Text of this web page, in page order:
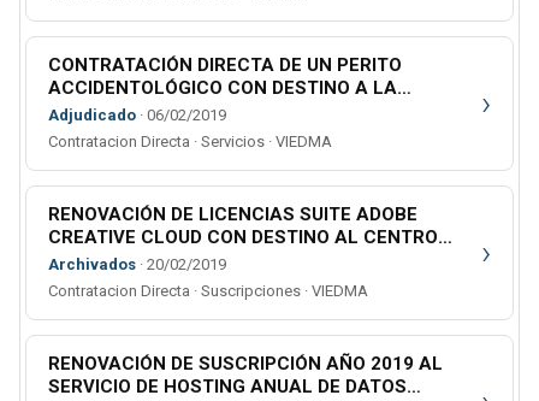
CONTRATACIÓN DIRECTA DE UN PERITO
ACCIDENTOLÓGICO CON DESTINO A LA
UNIDAD FISCAL NRO. 6 DE SAN CARLOS DE
BARILOCHE.
Adjudicado · 06/02/2019
Contratacion Directa · Servicios · VIEDMA
›
RENOVACIÓN DE LICENCIAS SUITE ADOBE
CREATIVE CLOUD CON DESTINO AL CENTRO
DE PLANIFICACIÓN ESTRATÉGICA.
Archivados · 20/02/2019
Contratacion Directa · Suscripciones · VIEDMA
›
RENOVACIÓN DE SUSCRIPCIÓN AÑO 2019 AL
SERVICIO DE HOSTING ANUAL DE DATOS